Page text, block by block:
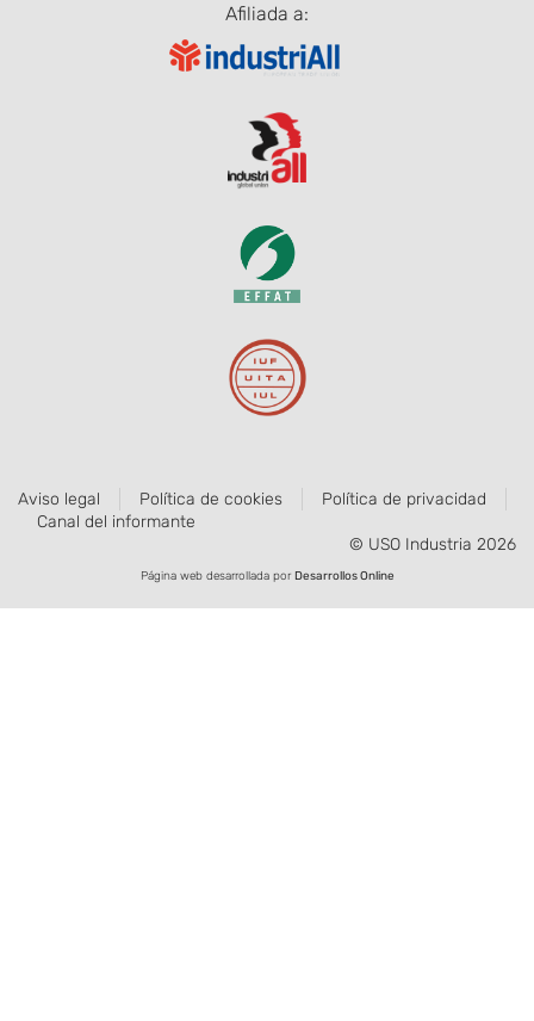
Afiliada a:
Aviso legal Política de cookies
Política de privacidad
Canal del informante
© USO Industria 2026
Página web desarrollada porDesarrollos Online